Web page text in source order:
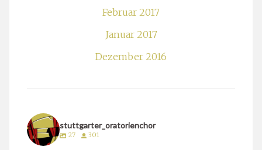
Februar 2017
Januar 2017
Dezember 2016
stuttgarter_oratorienchor
27 301